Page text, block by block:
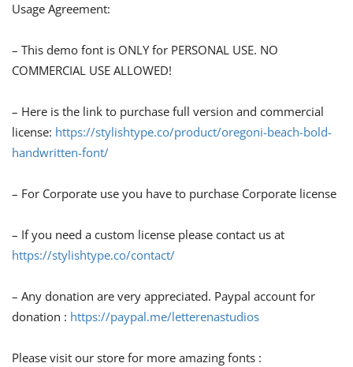
Usage Agreement:
– This demo font is ONLY for PERSONAL USE. NO
COMMERCIAL USE ALLOWED!
– Here is the link to purchase full version and commercial
license: https://stylishtype.co/product/oregoni-beach-bold-
handwritten-font/
– For Corporate use you have to purchase Corporate license
– If you need a custom license please contact us at
https://stylishtype.co/contact/
– Any donation are very appreciated. Paypal account for
donation : https://paypal.me/letterenastudios
Please visit our store for more amazing fonts :